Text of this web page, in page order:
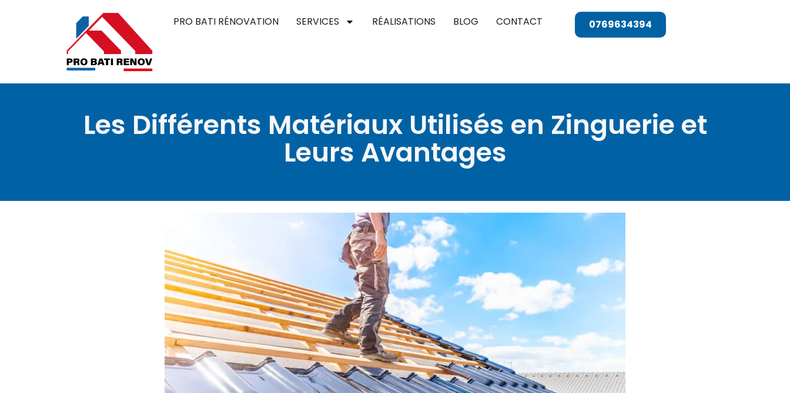
PRO BATI RÉNOVATION SERVICES RÉALISATIONS BLOG CONTACT 0769634394
Les Différents Matériaux Utilisés en Zinguerie et
Leurs Avantages